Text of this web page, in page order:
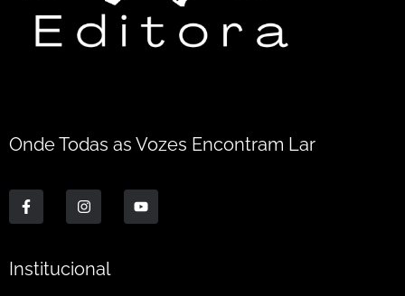
Onde Todas as Vozes Encontram Lar
Institucional